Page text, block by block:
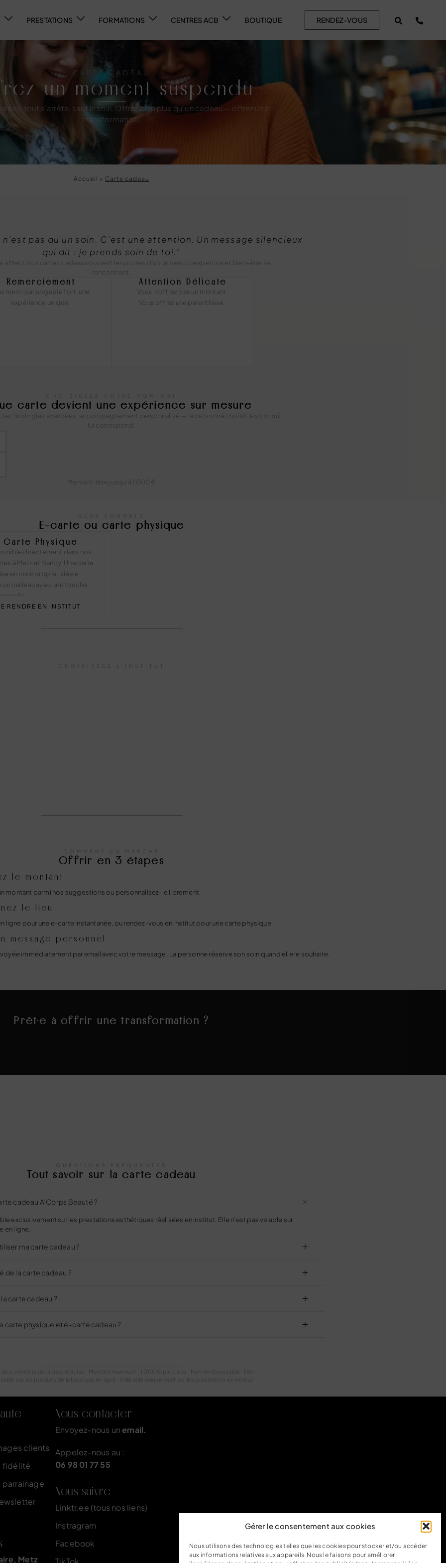
Gérer le consentement aux cookies
Nous utilisons des technologies telles que les cookies pour stocker et/ou accéder
aux informations relatives aux appareils. Nous le faisons pour améliorer
PRESTATIONS FORMATIONS CENTRES ACB BOUTIQUE RENDEZ-VOUS
CARTE CADEAU
un moment suspendu
où tout s’arrête, sauf le soin. Offrez bien plus qu’un cadeau — offrez une
transformation.
Accueil > Carte cadeau
n’est pas qu’un soin. C’est une attention. Un message silencieux
qui dit : je prends soin de toi.”
à Metz, nos cartes cadeaux ouvrent les portes d’un univers où expertise et bien-être se
rencontrent.
Remerciement
merci par un geste fort, une
expérience unique.
Attention Délicate
Vous n’offrez pas un montant.
Vous offrez une parenthèse.
CHOISISSEZ VOTRE MONTANT
carte devient une expérience sur mesure
technologies avancées, accompagnement personnalisé — la personne choisit le soin qui
lui correspond.
Montant libre jusqu’à 1 000 €
DEUX FORMATS
E-carte ou carte physique
Carte Physique
directement dans nos
à Metz et Nancy. Une carte
en main propre, idéale
un cadeau avec une touche
RENDRE EN INSTITUT
CHOISISSEZ L'INSTITUT
COMMENT ÇA MARCHE
Offrir en 3 étapes
le montant
montant parmi nos suggestions ou personnalisez-le librement.
le lieu
ligne pour une e-carte instantanée, ou rendez-vous en institut pour une carte physique.
message personnel
immédiatement par email avec votre message. La personne réserve son soin quand elle le souhaite.
Prêt·e à offrir une transformation ?
QUESTIONS FRÉQUENTES
Tout savoir sur la carte cadeau
cadeau A’Corps Beauté ?
exclusivement sur les prestations esthétiques réalisées en institut. Elle n’est pas valable sur
en ligne.
ma carte cadeau ?
de la carte cadeau ?
carte cadeau ?
carte physique et e-carte cadeau ?
an à compter de la date d’achat · Montant maximum : 1 000 € par carte · Non remboursable · Non
sur les produits de la boutique en ligne · Utilisable uniquement sur les prestations en institut
clients
fidélité
parrainage
Metz
Nous contacter
Envoyez-nous unemail.
Appelez-nous au :
06 98 01 77 55
Nous suivre
Linktr.ee (tous nos liens)
Instragram
Facebook